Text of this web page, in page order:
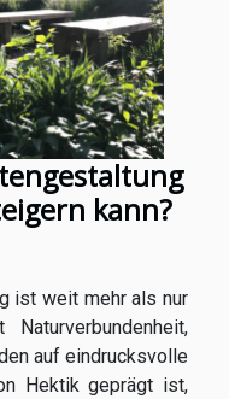
kann?
ist weit mehr als nur
auf eindrucksvolle
Hektik geprägt ist,